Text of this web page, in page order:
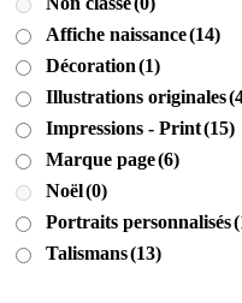
Affiche naissance(14)
Décoration(1)
Illustrations originales
Impressions - Print(15)
Marque page(6)
Noël(0)
Portraits personnalisés
Talismans(13)